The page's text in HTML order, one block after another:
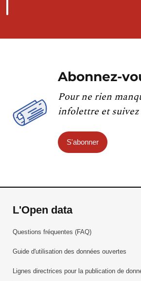
Abonnez-
Pour ne rien
infolettre et
S'abonner
L'Open data
Questions fréquentes (FAQ)
Guide d'utilisation des données ouvertes
Lignes directrices pour la publication de